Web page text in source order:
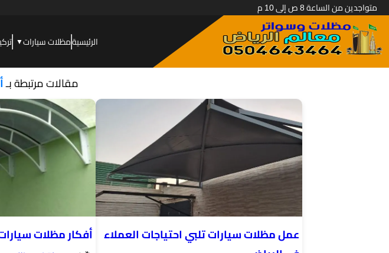
متواجدين من الساعة 8 ص إلى 10 م
الرئيسيةمظلات سيارات▼
مقالات مرتبطة بـ
عمل مظلات سيارات تلبي احتياجات العملاء
أفكار مظلات